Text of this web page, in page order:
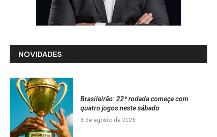
NOVIDADES
Brasileirão: 22ª rodada começa com
quatro jogos neste sábado
8 de agosto de 2026